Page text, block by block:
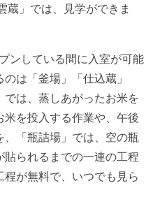
蔵」では、見学ができま
ンしている間に入室が可能
は「釜場」「仕込蔵」
では、蒸しあがったお米を
を投入する作業や、午後
「瓶詰場」では、空の瓶
られるまでの一連の工程
が無料で、いつでも見ら